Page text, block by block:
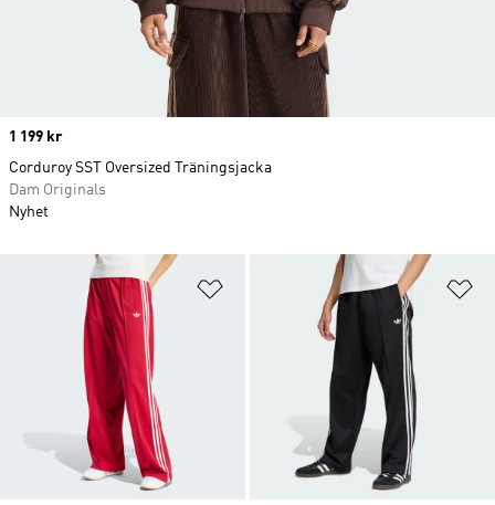
Lägg till på önskelistan
Price
1 199 kr
Corduroy SST Oversized Träningsjacka
Dam Originals
Nyhet